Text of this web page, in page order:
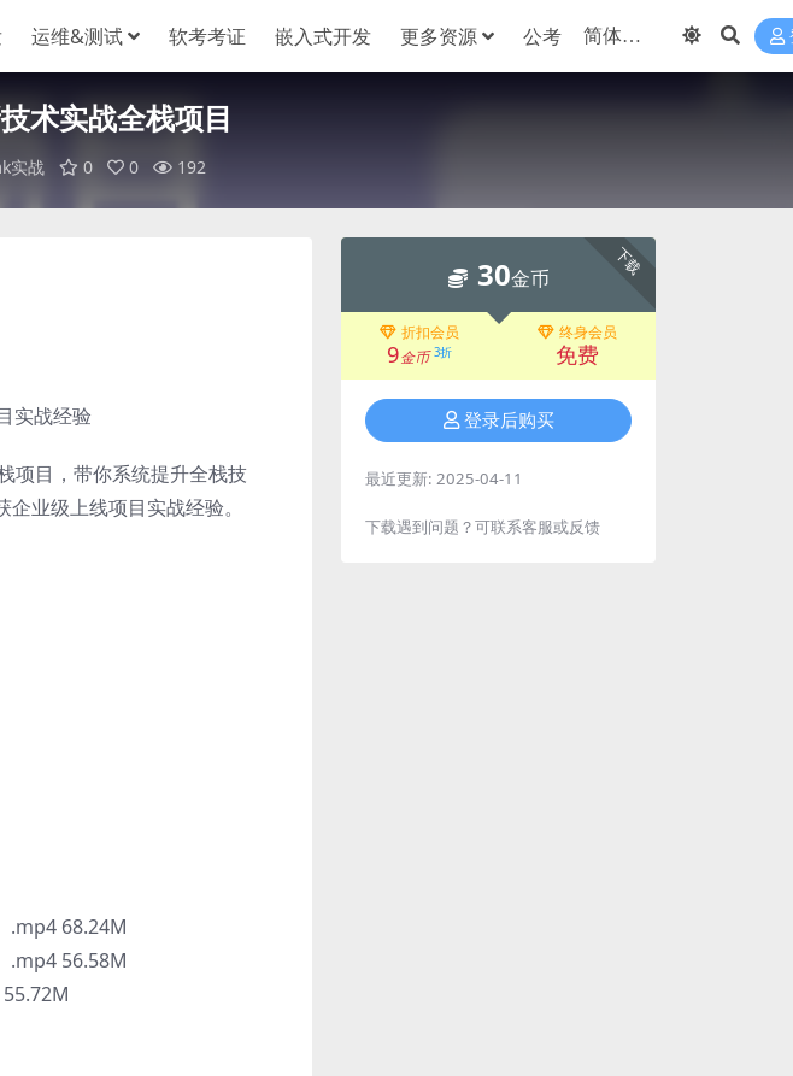
运维&测试 软考考证 嵌入式开发 更多资源 公考
术实战全栈项目
实战 0 0 192
实战经验
项目，带你系统提升全栈技
业级上线项目实战经验。
.mp4 68.24M
.mp4 56.58M
下载
30金币
折扣会员
9金币 3折
终身会员
免费
登录后购买
最近更新: 2025-04-11
下载遇到问题？可联系客服或反馈